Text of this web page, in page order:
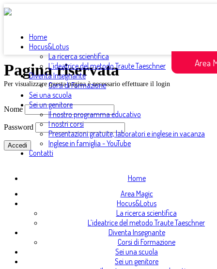
Home
Hocus&Lotus
La ricerca scientifica
L’ideatrice del metodo Traute Taeschner
Diventa Insegnante
Corsi di Formazione
Sei una scuola
Sei un genitore
Il nostro programma educativo
I nostri corsi
Presentazioni gratuite, laboratori e inglese in vacanza
Inglese in famiglia - YouTube
Contatti
Home
Area Magic
Hocus&Lotus
La ricerca scientifica
L’ideatrice del metodo Traute Taeschner
Diventa Insegnante
Corsi di Formazione
Sei una scuola
Sei un genitore
Area
Pagina riservata
Per visualizzare questa pagina è necessario effettuare il login
Nome
Password